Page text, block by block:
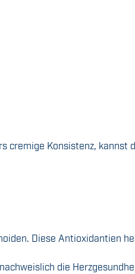
cremige Konsistenz, kannst
Diese Antioxidantien
die